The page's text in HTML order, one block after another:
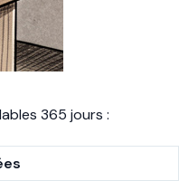
365 jours :